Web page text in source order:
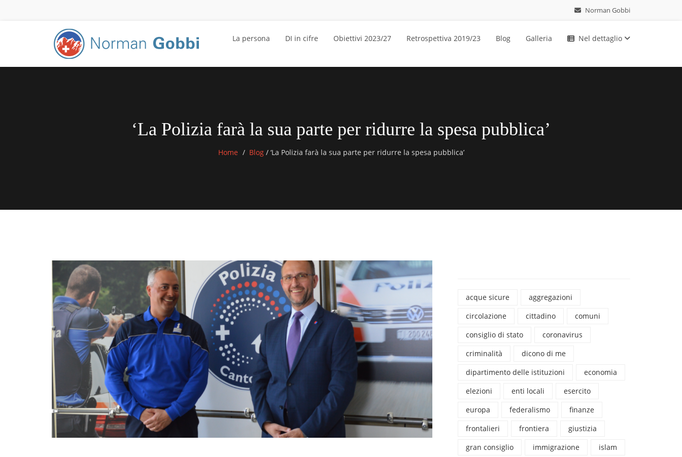
Norman Gobbi
La persona DI in cifre Obiettivi 2023/27 Retrospettiva 2019/23 Blog Galleria Nel dettaglio
‘La Polizia farà la sua parte per ridurre la spesa pubblica’
Home Blog /‘La Polizia farà la sua parte per ridurre la spesa pubblica’
acque sicure
aggregazioni
circolazione
cittadino
comuni
consiglio di stato
coronavirus
criminalità
dicono di me
dipartimento delle istituzioni
economia
elezioni
enti locali
esercito
europa
federalismo
finanze
frontalieri
frontiera
giustizia
gran consiglio
immigrazione
islam